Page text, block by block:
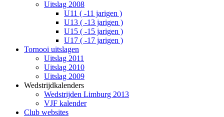
Uitslag 2008
U11 ( -11 jarigen )
U13 ( -13 jarigen )
U15 ( -15 jarigen )
U17 ( -17 jarigen )
Tornooi uitslagen
Uitslag 2011
Uitslag 2010
Uitslag 2009
Wedstrijdkalenders
Wedstrijden Limburg 2013
VJF kalender
Club websites